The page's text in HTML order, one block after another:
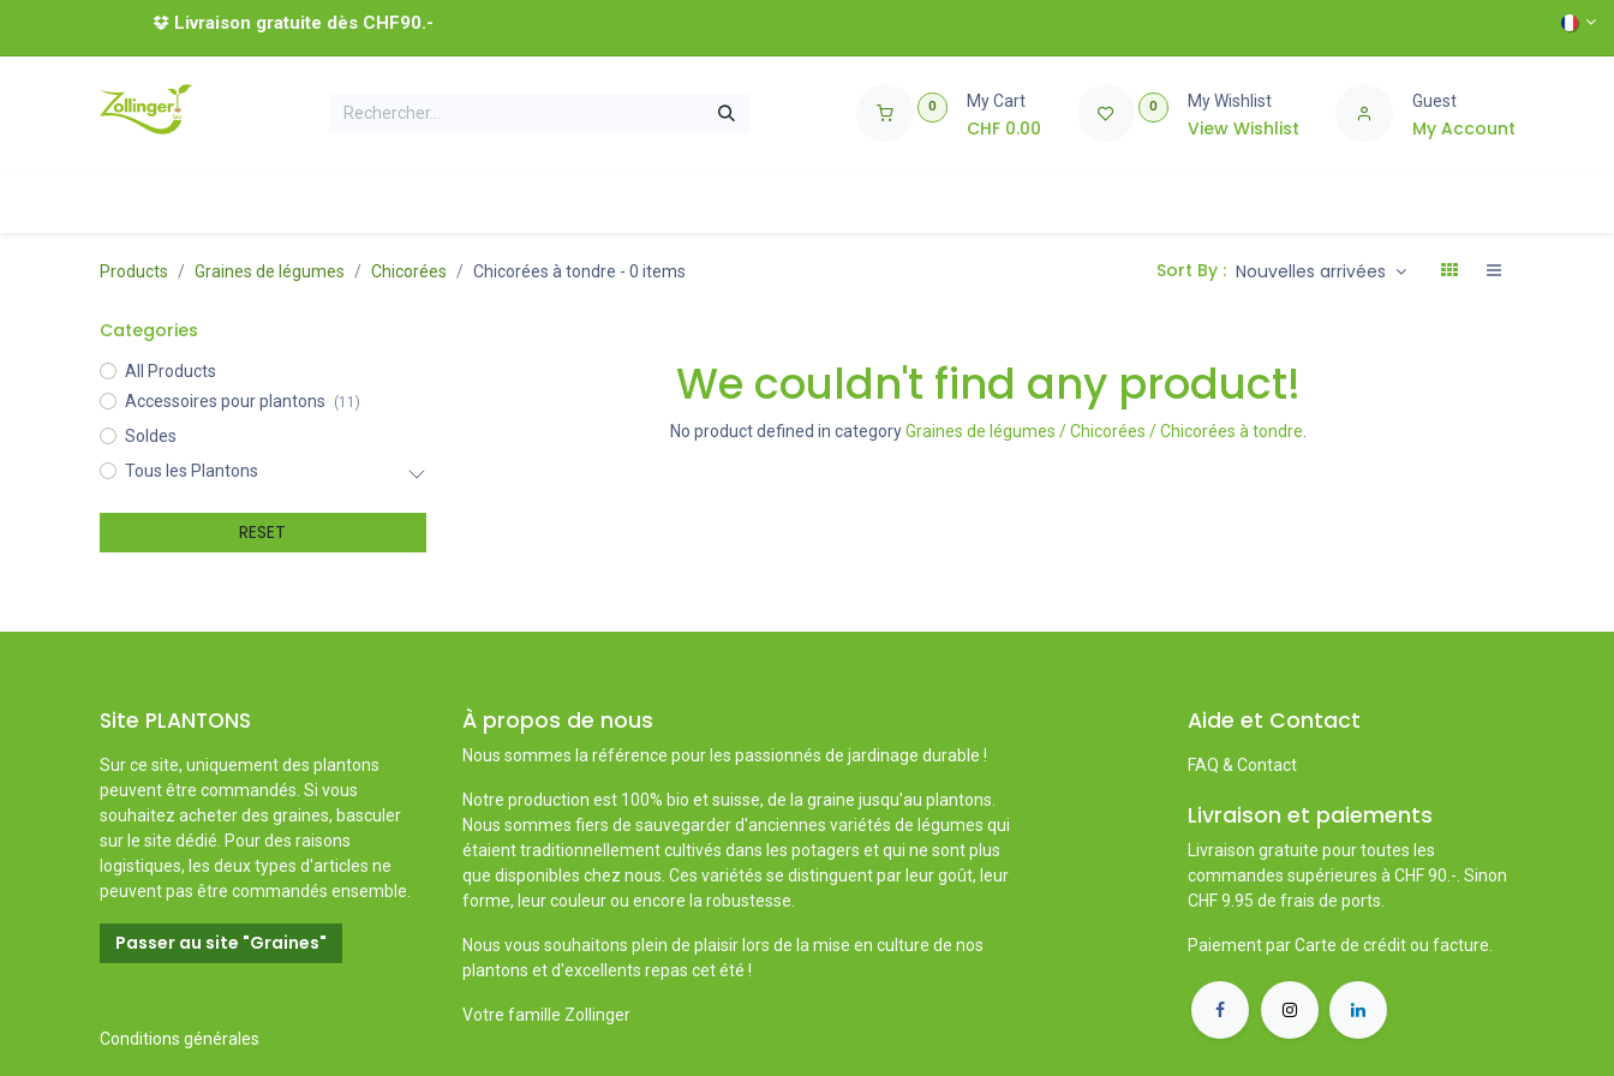
Se rendre au contenu
Livraison gratuite dès CHF90.-
0 My Cart
CHF 0.00
0 My Wishlist
View Wishlist
Guest
My Account
Products Graines de légumes Chicorées Chicorées à tondre - 0 items Sort By : Nouvelles arrivées
Categories
All Products
Accessoires pour plantons
(11)
Soldes
Tous les Plantons
RESET
We couldn't find any product!
No product defined in categoryGraines de légumes / Chicorées / Chicorées à tondre
Site PLANTONS
Sur ce site, uniquement des plantons
peuvent être commandés. Si vous
souhaitez acheter des graines, basculer
sur le site dédié. Pour des raisons
logistiques, les deux types d'articles ne
peuvent pas être commandés ensemble.
Passer au site "Graines"
Conditions générales
À propos de nous
Nous sommes la référence pour les passionnés de jardinage durable !
Notre production est 100% bio et suisse, de la graine jusqu'au plantons.
Nous sommes fiers de sauvegarder d'anciennes variétés de légumes qui
étaient traditionnellement cultivés dans les potagers et qui ne sont plus
que disponibles chez nous. Ces variétés se distinguent par leur goût, leur
forme, leur couleur ou encore la robustesse.
Nous vous souhaitons plein de plaisir lors de la mise en culture de nos
plantons et d'excellents repas cet été !
Votre famille Zollinger
Aide et Contact
FAQ & Contact
Livraison et paiements
Livraison gratuite pour toutes les
commandes supérieures à CHF 90.-. Sinon
CHF 9.95 de frais de ports.
Paiement par Carte de crédit ou facture.